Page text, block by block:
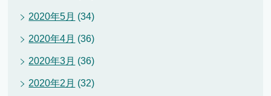
2020年5月 (34)
2020年4月 (36)
2020年3月 (36)
2020年2月 (32)